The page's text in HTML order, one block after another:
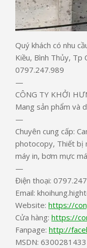
Quý khách có nhu
Kiều, Bình Thủy, Tp
0797.247.989
—
CÔNG TY KHỞI
Mang sản phẩm và
—
Chuyên cung cấp:
photocopy, Thiết bị
máy in, bơm mực
—
Điện thoại:
Email:
Website: https://
Cửa hàng: https://
Fanpage: http://
MSDN: 6300281433